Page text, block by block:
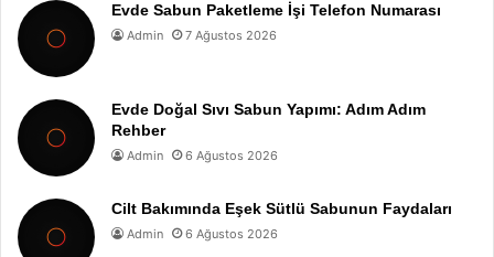
Evde Sabun Paketleme İşi Telefon Numarası
Admin 7 Ağustos 2026
Evde Doğal Sıvı Sabun Yapımı: Adım Adım
Rehber
Admin 6 Ağustos 2026
Cilt Bakımında Eşek Sütlü Sabunun Faydaları
Admin 6 Ağustos 2026